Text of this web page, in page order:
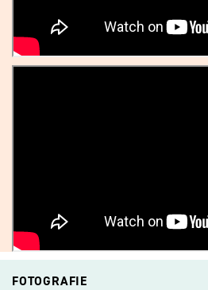
FOTOGRAFIE